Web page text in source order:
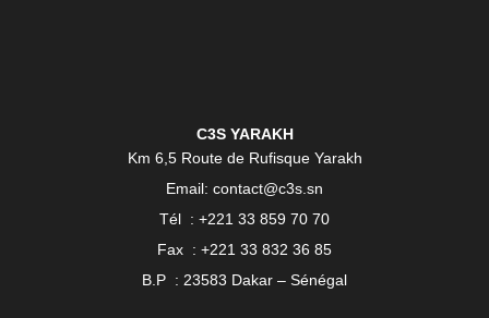
C3S YARAKH
Km 6,5 Route de Rufisque Yarakh
Email: contact@c3s.sn
Tél : +221 33 859 70 70
Fax : +221 33 832 36 85
B.P : 23583 Dakar – Sénégal